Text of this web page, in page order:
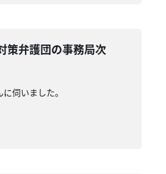
策弁護団の事務局次
伺いました。